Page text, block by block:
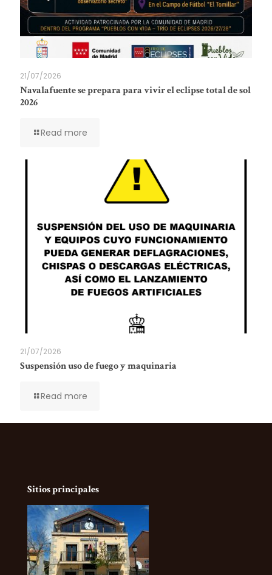
21/07/2026
Navalafuente se prepara para vivir el eclipse total de sol
2026
Read more
21/07/2026
Suspensión uso de fuego y maquinaria
Read more
Sitios principales